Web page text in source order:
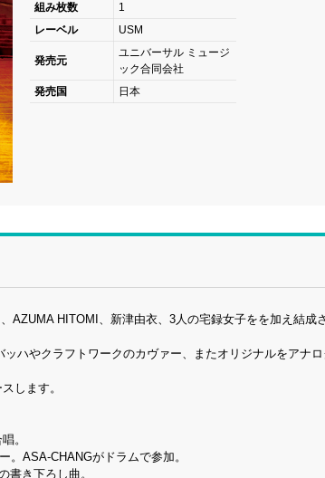
組み枚数
1
レーベル
USM
発売元
ユニバーサル ミュージ
ック合同会社
発売国
日本
AZUMA HITOMI、新津由衣、3人の宅録女子をを加え結成
ハやクラフトワークのカヴァー、またオリジナルをアナ
します。
。
ASA-CHANGがドラムで参加。
書き下ろし曲。